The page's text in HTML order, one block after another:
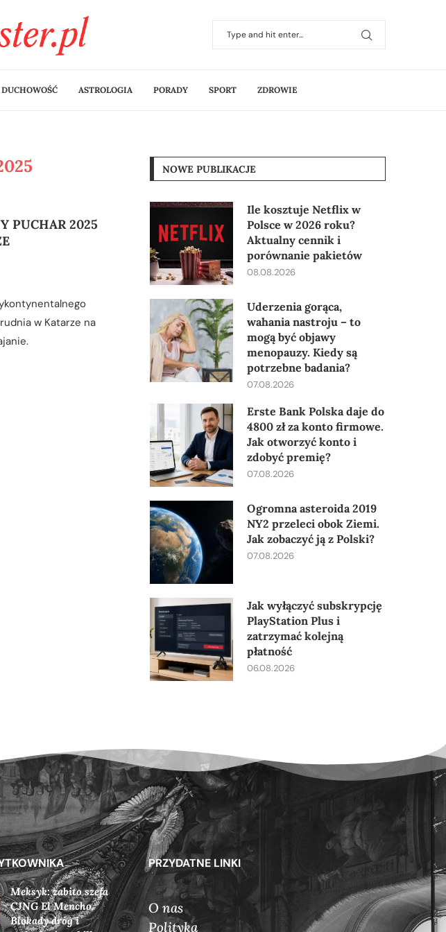
DUCHOWOŚĆ ASTROLOGIA PORADY SPORT ZDROWIE
PUCHAR 2025
w Katarze na
NOWE PUBLIKACJE
Ile kosztuje Netflix w
Polsce w 2026 roku?
Aktualny cennik i
porównanie pakietów
08.08.2026
Uderzenia gorąca,
wahania nastroju – to
mogą być objawy
menopauzy. Kiedy są
potrzebne badania?
07.08.2026
Erste Bank Polska daje do
4800 zł za konto firmowe.
Jak otworzyć konto i
zdobyć premię?
07.08.2026
Ogromna asteroida 2019
NY2 przeleci obok Ziemi.
Jak zobaczyć ją z Polski?
07.08.2026
Jak wyłączyć subskrypcję
PlayStation Plus i
zatrzymać kolejną
płatność
06.08.2026
Meksyk: zabito szefa
CJNG El Mencho.
Blokady dróg i
PRZYDATNE LINKI
O nas
Polityka